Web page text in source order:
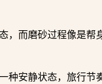
，而磨砂过程像是帮
种安静状态，旅行节